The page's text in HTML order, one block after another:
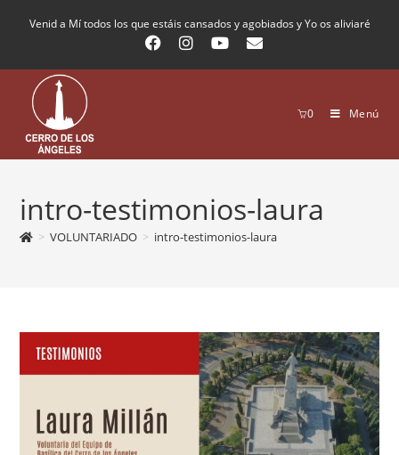
Venid a Mí todos los que estáis cansados y agobiados y Yo os aliviaré
0 Menú
intro-testimonios-laura
> VOLUNTARIADO > intro-testimonios-laura